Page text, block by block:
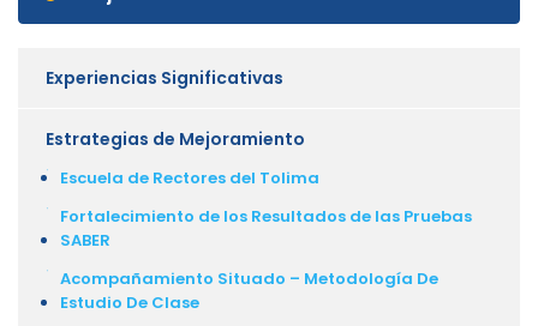
Experiencias Significativas
Estrategias de Mejoramiento
Escuela de Rectores del Tolima
Fortalecimiento de los Resultados de las Pruebas
SABER
Acompañamiento Situado – Metodología De
Estudio De Clase